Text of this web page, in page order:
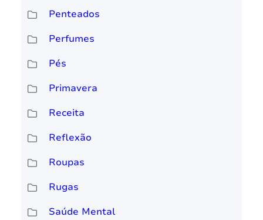
Penteados
Perfumes
Pés
Primavera
Receita
Reflexão
Roupas
Rugas
Saúde Mental